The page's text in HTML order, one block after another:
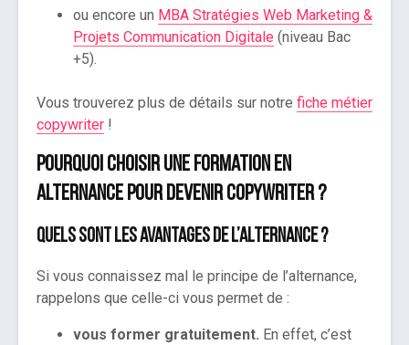
ou encore un MBA Stratégies Web Marketing &
Projets Communication Digitale (niveau Bac
+5).
Vous trouverez plus de détails sur notre fiche métier
copywriter !
Pourquoi choisir une formation en
alternance pour devenir copywriter ?
Quels sont les avantages de l’alternance ?
Si vous connaissez mal le principe de l’alternance,
rappelons que celle-ci vous permet de :
vous former gratuitement. En effet, c’est